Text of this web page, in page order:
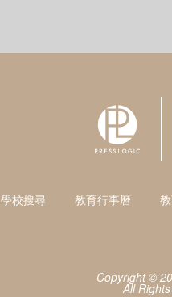
學校搜尋 教育行事曆
Copyright ©
All